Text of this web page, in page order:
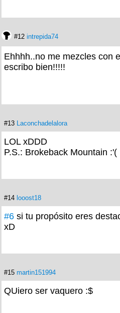
#12 intrepida74
Ehhhh..no me mezcles con
escribo bien!!!!!
#13 Laconchadelalora
LOL xDDD
P.S.: Brokeback Mountain :'(
#14 looost18
#6 si tu propósito eres
xD
#15 martin151994
QUiero ser vaquero :$